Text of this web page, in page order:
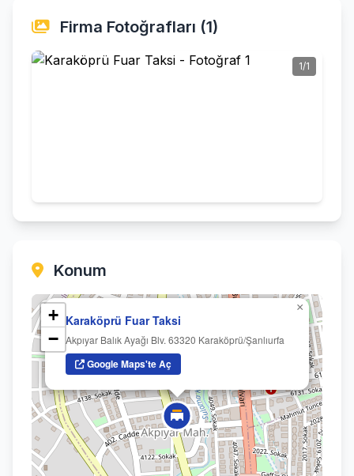
Firma Fotoğrafları (1)
1/1
Konum
Karaköprü Fuar Taksi
Akpıyar Balık Ayağı Blv. 63320 Karaköprü/Şanlıurfa
Google Maps'te Aç
×
+
−